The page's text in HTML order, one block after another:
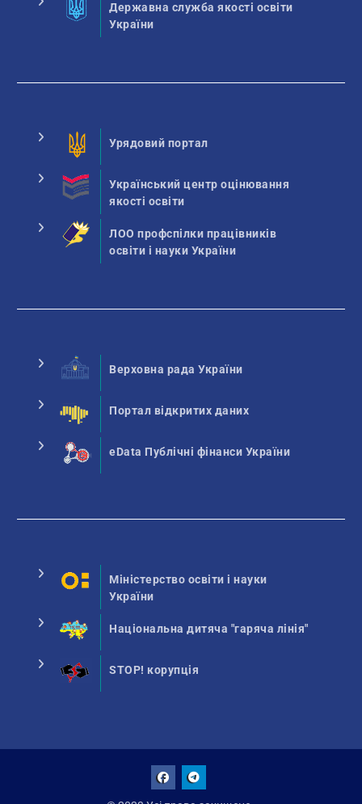
Державна служба якості освіти
України
Урядовий портал
Український центр оцінювання
якості освіти
ЛОО профспілки працівників
освіти і науки України
Верховна рада України
Портал відкритих даних
eData Публічні фінанси України
Міністерство освіти і науки
України
Національна дитяча "гаряча лінія"
STOP! корупція